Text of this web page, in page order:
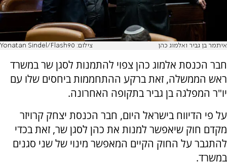
איתמר בן גביר ואלמוג כהן צילום: Yonatan Sindel/Flash90
חבר הכנסת אלמוג כהן צפוי להתמנות לסגן שר במשרד
ראש הממשלה, זאת ברקע ההתחממות ביחסים שלו עם
יו"ר המפלגה בן גביר בתקופה האחרונה.
על פי הדיווח בישראל היום, חבר הכנסת יצחק קרויזר
מקדם חוק שיאפשר למנות את כהן לסגן שר, זאת בכדי
להתגבר על החוק הקיים המאפשר מינוי של שני סגנים
במשרד.